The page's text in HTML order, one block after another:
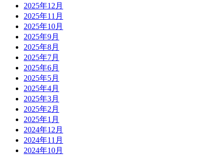
2025年12月
2025年11月
2025年10月
2025年9月
2025年8月
2025年7月
2025年6月
2025年5月
2025年4月
2025年3月
2025年2月
2025年1月
2024年12月
2024年11月
2024年10月